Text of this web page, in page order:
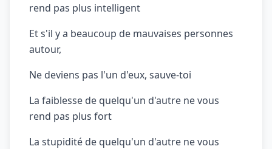
rend pas plus intelligent
Et s'il y a beaucoup de mauvaises personnes
autour,
Ne deviens pas l'un d'eux, sauve-toi
La faiblesse de quelqu'un d'autre ne vous
rend pas plus fort
La stupidité de quelqu'un d'autre ne vous